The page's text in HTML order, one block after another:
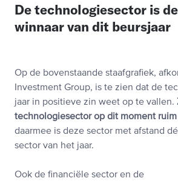
De technologiesector is
winnaar van dit beursjaar
Op de bovenstaande staafgrafiek,
Investment Group, is te zien dat de
jaar in positieve zin weet op te vallen.
technologiesector op dit moment ruim
daarmee is deze sector met afstand
sector van het jaar.
Ook de financiële sector en de